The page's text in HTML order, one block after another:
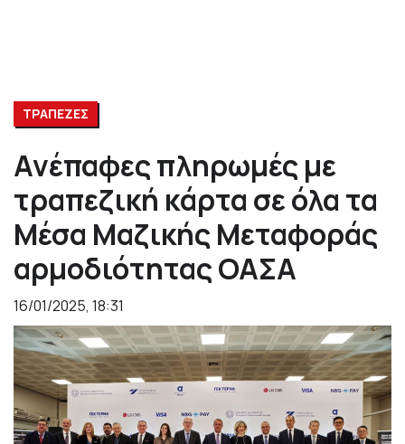
ΤΡΑΠΕΖΕΣ
Ανέπαφες πληρωμές με
τραπεζική κάρτα σε όλα τα
Μέσα Μαζικής Μεταφοράς
αρμοδιότητας ΟΑΣΑ
16/01/2025, 18:31